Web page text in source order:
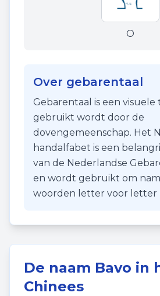
O
Over gebarentaal
Gebarentaal is een visuele
gebruikt wordt door de
dovengemeenschap. Het
handalfabet is een
van de Nederlandse
en wordt gebruikt om
woorden letter voor letter
De naam Bavo in
Chinees